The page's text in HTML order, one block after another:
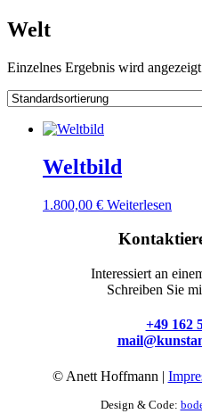
Welt
Einzelnes Ergebnis wird angezeigt
Weltbild
1.800,00 € Weiterlesen
Interessiert an
Schreiben Sie
+49 162
© Anett Hoffmann |
Design & Code: